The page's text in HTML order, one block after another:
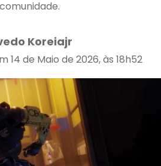
Koreiajr
14 de Maio de 2026, às 18h52